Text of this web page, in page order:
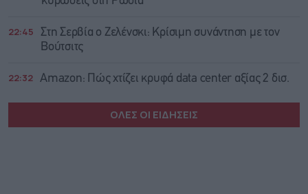
22:45
Στη Σερβία ο Ζελένσκι: Κρίσιμη συνάντηση με τον
Βούτσιτς
22:32 Amazon: Πώς χτίζει κρυφά data center αξίας 2 δισ.
ΟΛΕΣ ΟΙ ΕΙΔΗΣΕΙΣ